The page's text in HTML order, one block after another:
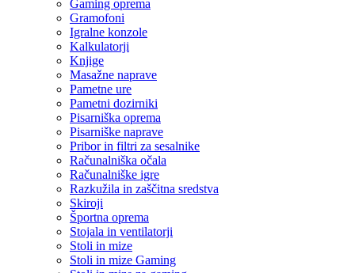
Gaming oprema
Gramofoni
Igralne konzole
Kalkulatorji
Knjige
Masažne naprave
Pametne ure
Pametni dozirniki
Pisarniška oprema
Pisarniške naprave
Pribor in filtri za sesalnike
Računalniška očala
Računalniške igre
Razkužila in zaščitna sredstva
Skiroji
Športna oprema
Stojala in ventilatorji
Stoli in mize
Stoli in mize Gaming